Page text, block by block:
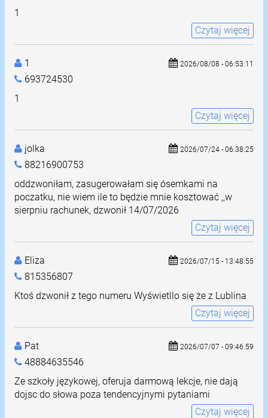
1
Czytaj więcej
1
693724530
2026/08/08 - 06:53:11
1
Czytaj więcej
jolka
88216900753
2026/07/24 - 06:38:25
oddzwoniłam, zasugerowałam się ósemkami na
poczatku, nie wiem ile to będzie mnie kosztować ,,w
sierpniu rachunek, dzwonił 14/07/2026
Czytaj więcej
Eliza
815356807
2026/07/15 - 13:48:55
Ktoś dzwonił z tego numeru Wyświetllo się że z Lublina
Czytaj więcej
Pat
48884635546
2026/07/07 - 09:46:59
Ze szkoły językowej, oferuja darmową lekcje, nie dają
dojsc do słowa poza tendencyjnymi pytaniami
Czytaj więcej